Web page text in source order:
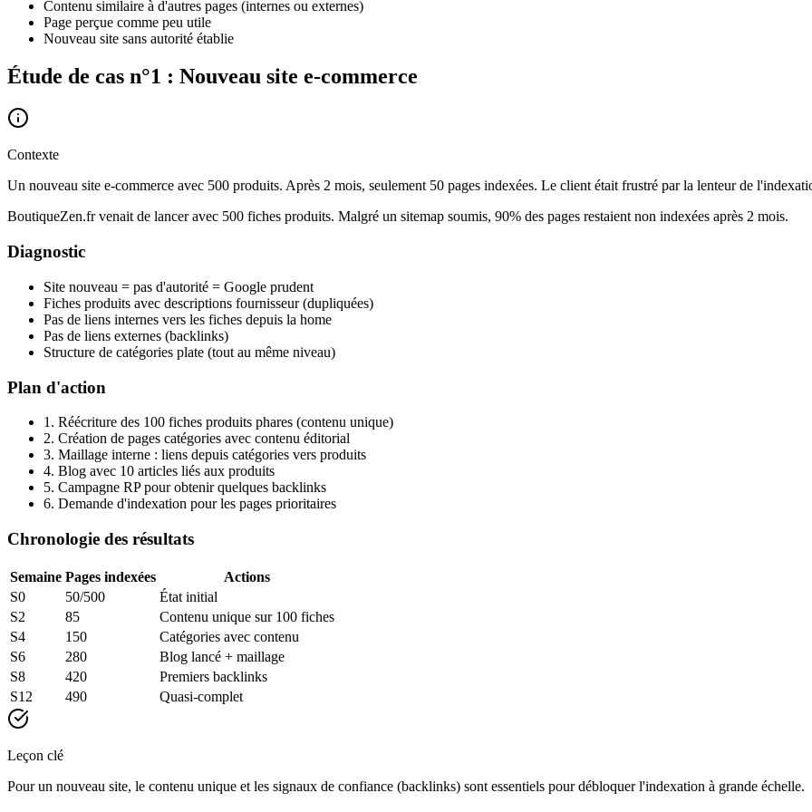
Contenu similaire à d'autres pages (internes ou externes)
Page perçue comme peu utile
Nouveau site sans autorité établie
Étude de cas n°1 : Nouveau site e-commerce
Contexte
Un nouveau site e-commerce avec 500 produits. Après 2 mois, seulement 50 pages indexées. Le client était frustré par la lenteur de
BoutiqueZen.fr venait de lancer avec 500 fiches produits. Malgré un sitemap soumis, 90% des pages restaient non indexées après 2 mois.
Diagnostic
Site nouveau = pas d'autorité = Google prudent
Fiches produits avec descriptions fournisseur (dupliquées)
Pas de liens internes vers les fiches depuis la home
Pas de liens externes (backlinks)
Structure de catégories plate (tout au même niveau)
Plan d'action
1. Réécriture des 100 fiches produits phares (contenu unique)
2. Création de pages catégories avec contenu éditorial
3. Maillage interne : liens depuis catégories vers produits
4. Blog avec 10 articles liés aux produits
5. Campagne RP pour obtenir quelques backlinks
6. Demande d'indexation pour les pages prioritaires
Chronologie des résultats
Semaine Pages indexées
Actions
S0
50/500
État initial
S2
85
Contenu unique sur 100 fiches
S4
150
Catégories avec contenu
S6
280
Blog lancé + maillage
S8
420
Premiers backlinks
S12
490 Quasi-complet
Leçon clé
Pour un nouveau site, le contenu unique et les signaux de confiance (backlinks) sont essentiels pour débloquer l'indexation à grande échelle.